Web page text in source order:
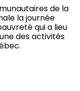
de la
la journée
qui a lieu
des activités